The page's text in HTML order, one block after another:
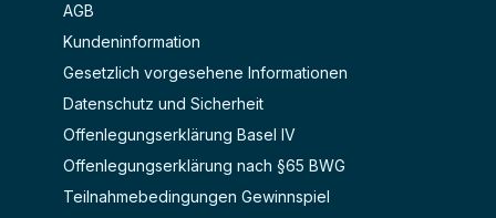
AGB
Kundeninformation
Gesetzlich vorgesehene Informationen
Datenschutz und Sicherheit
Offenlegungserklärung Basel IV
Offenlegungserklärung nach §65 BWG
Teilnahmebedingungen Gewinnspiel